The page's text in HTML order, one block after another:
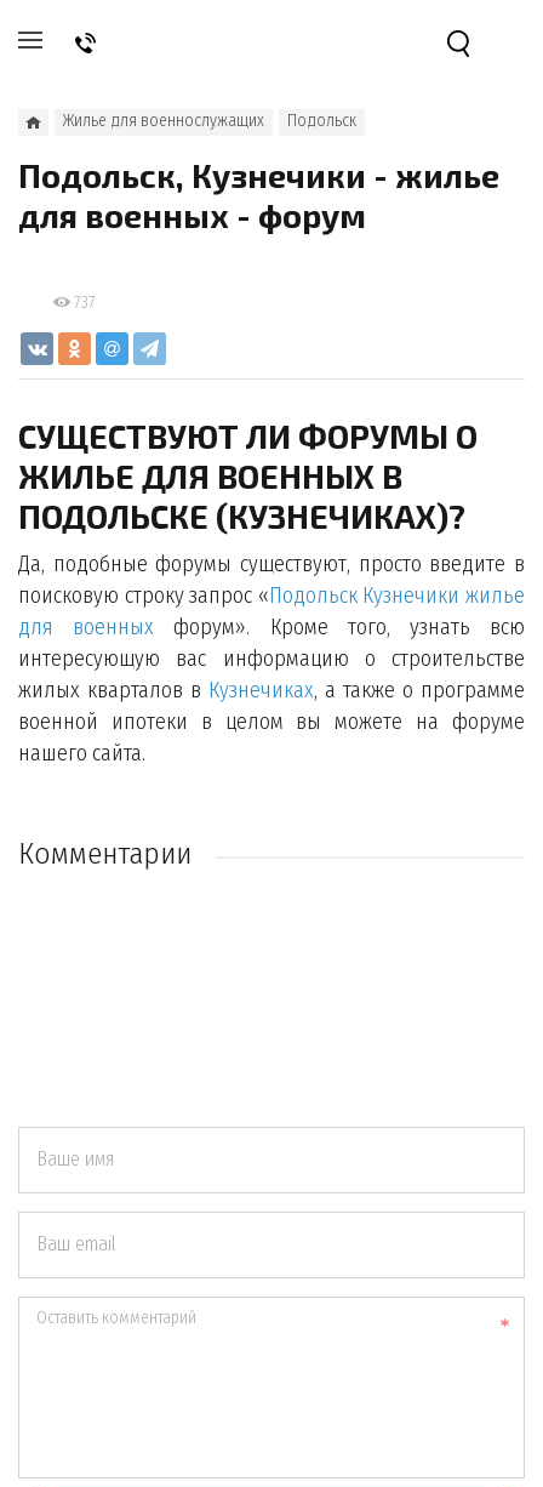
Жилье для военнослужащих Подольск
Подольск, Кузнечики - жилье
для военных - форум
737
СУЩЕСТВУЮТ ЛИ ФОРУМЫ О
ЖИЛЬЕ ДЛЯ ВОЕННЫХ В
ПОДОЛЬСКЕ (КУЗНЕЧИКАХ)?
Да, подобные форумы существуют, просто введите в
поисковую строку запрос «Подольск Кузнечики жилье
для военных форум». Кроме того, узнать всю
интересующую вас информацию о строительстве
жилых кварталов в Кузнечиках, а также о программе
военной ипотеки в целом вы можете на форуме
нашего сайта.
Комментарии
Ваше имя
Ваш email
Оставить комментарий